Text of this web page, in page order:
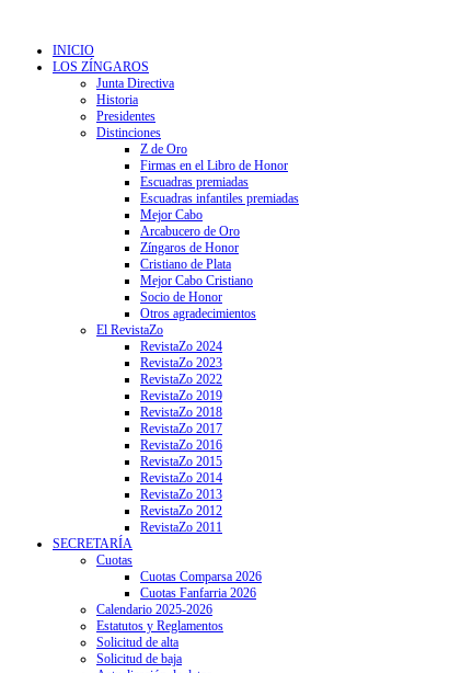
INICIO
LOS ZÍNGAROS
Junta Directiva
Historia
Presidentes
Distinciones
Z de Oro
Firmas en el Libro de Honor
Escuadras premiadas
Escuadras infantiles premiadas
Mejor Cabo
Arcabucero de Oro
Zíngaros de Honor
Cristiano de Plata
Mejor Cabo Cristiano
Socio de Honor
Otros agradecimientos
El RevistaZo
RevistaZo 2024
RevistaZo 2023
RevistaZo 2022
RevistaZo 2019
RevistaZo 2018
RevistaZo 2017
RevistaZo 2016
RevistaZo 2015
RevistaZo 2014
RevistaZo 2013
RevistaZo 2012
RevistaZo 2011
SECRETARÍA
Cuotas
Cuotas Comparsa 2026
Cuotas Fanfarria 2026
Calendario 2025-2026
Estatutos y Reglamentos
Solicitud de alta
Solicitud de baja